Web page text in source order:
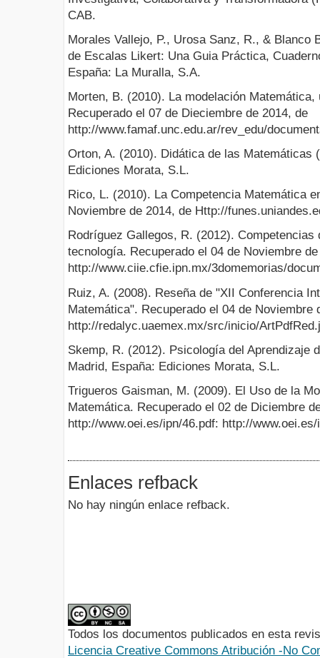
CAB.
Morales Vallejo, P., Urosa Sanz, R., & Blanco
de Escalas Likert: Una Guia Práctica,
España: La Muralla, S.A.
Morten, B. (2010). La modelación
Recuperado el 07 de Dieciembre de 2014, de
http://www.famaf.unc.edu.ar/rev_edu/
Orton, A. (2010). Didática de las Matemáticas
Ediciones Morata, S.L.
Rico, L. (2010). La Competencia Matemática
Noviembre de 2014, de Http://
Rodríguez Gallegos, R. (2012). Competencias
tecnología. Recuperado el 04 de Noviembre
http://www.ciie.cfie.ipn.mx/3domemorias/
Ruiz, A. (2008). Reseña de "XII Conferencia
Matemática". Recuperado el 04 de Noviembre
http://redalyc.uaemex.mx/src/inicio/
Skemp, R. (2012). Psicología del Aprendizaje
Madrid, España: Ediciones Morata, S.L.
Trigueros Gaisman, M. (2009). El Uso de la
Matemática. Recuperado el 02 de Diciembre
http://www.oei.es/ipn/46.pdf: http://
Enlaces refback
No hay ningún enlace refback.
Todos los documentos publicados en esta
Licencia Creative Commons Atribución -No